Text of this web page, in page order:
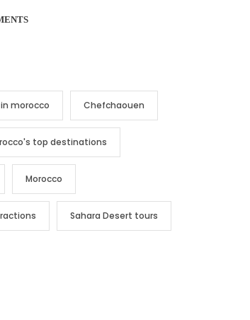
morocco Chefchaouen
top destinations
Morocco
Sahara Desert tours